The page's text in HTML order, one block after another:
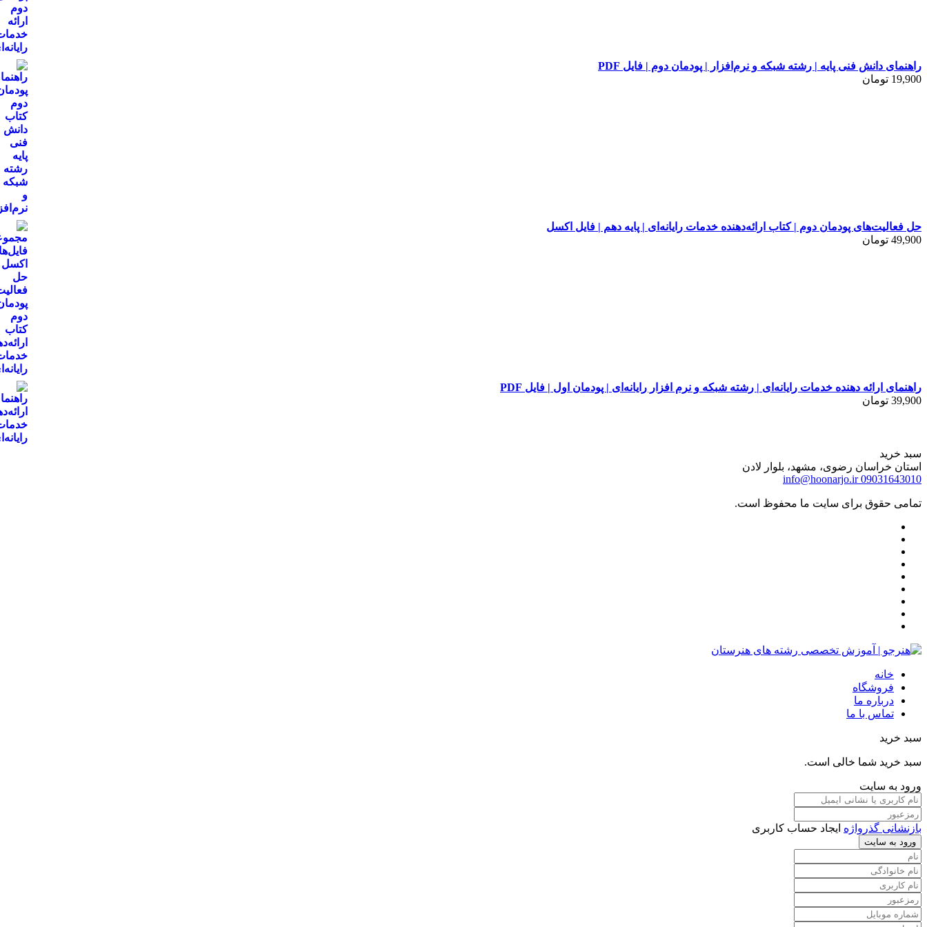
راهنمای دانش فنی پایه | رشته شبکه و نرم‌افزار | پودمان دوم | فایل PDF
19,900 تومان
حل فعالیت‌های پودمان دوم | کتاب ارائه‌دهنده خدمات رایانه‌ای | پایه دهم | فایل اکسل
49,900 تومان
راهنمای ارائه دهنده خدمات رایانه‌ای | رشته شبکه و نرم افزار رایانه‌ای | پودمان اول | فایل PDF
39,900 تومان
سبد خرید
استان خراسان رضوی، مشهد، بلوار لادن
09031643010
info@hoonarjo.ir
تمامی حقوق برای سایت ما محفوظ است.
خانه
فروشگاه
درباره ما
تماس با ما
سبد خرید
سبد خرید شما خالی است.
ورود به سایت
بازنشانی گذرواژه ایجاد حساب کاربری
ورود به سایت